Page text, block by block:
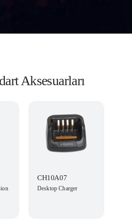
Aksesuarları
CH10A07
Desktop Charger